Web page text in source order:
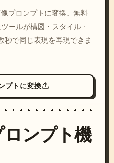
c, cyberpunk sunset, neon
colors, 8k --v 6.0
プロンプトに変換。無料
ールが構図・スタイル・
秒で同じ表現を再現できま
プトに変換
ンプト機